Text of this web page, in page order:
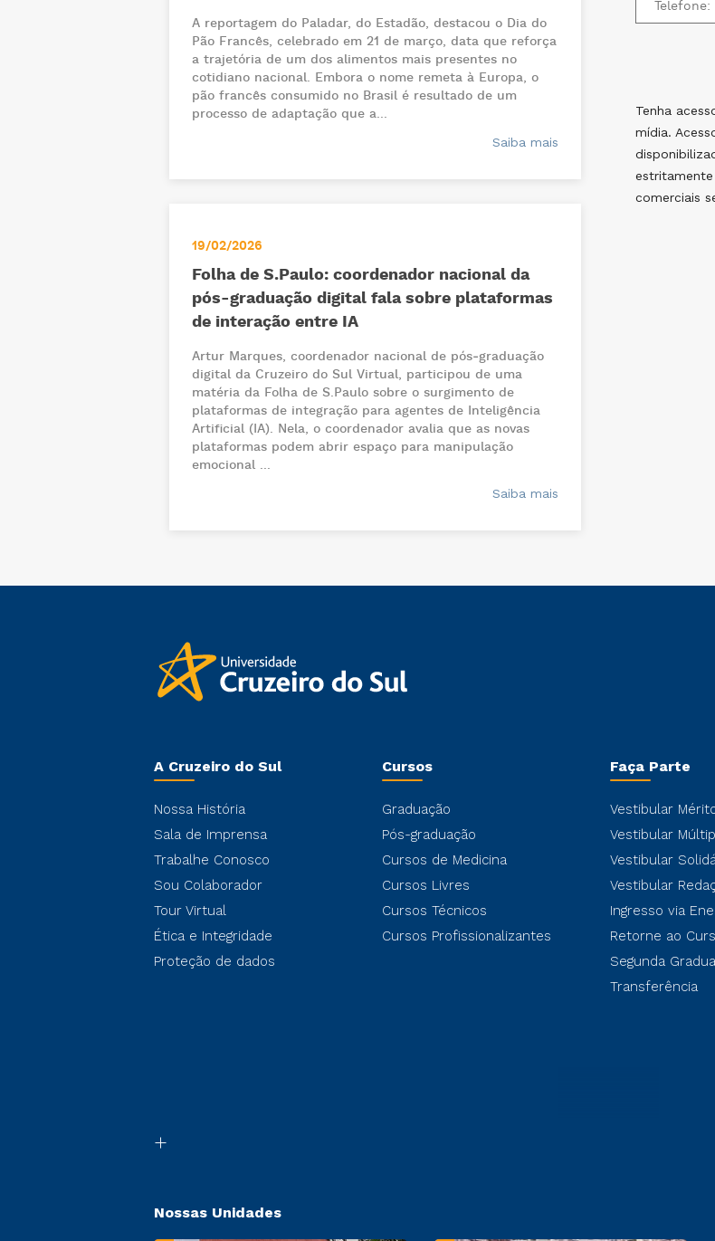
A reportagem do Paladar, do Estadão, destacou o Dia do
Pão Francês, celebrado em 21 de março, data que reforça
a trajetória de um dos alimentos mais presentes no
cotidiano nacional. Embora o nome remeta à Europa, o
pão francês consumido no Brasil é resultado de um
processo de adaptação que a...
Saiba mais
19/02/2026
Folha de S.Paulo: coordenador nacional da
pós-graduação digital fala sobre plataformas
de interação entre IA
Artur Marques, coordenador nacional de pós‑graduação
digital da Cruzeiro do Sul Virtual, participou de uma
matéria da Folha de S.Paulo sobre o surgimento de
plataformas de integração para agentes de Inteligência
Artificial (IA). Nela, o coordenador avalia que as novas
plataformas podem abrir espaço para manipulação
emocional ...
Saiba mais
Tenha
mídia.
comerciais
A Cruzeiro do Sul
Nossa História
Sala de Imprensa
Trabalhe Conosco
Sou Colaborador
Tour Virtual
Ética e Integridade
Proteção de dados
Cursos
Graduação
Pós-graduação
Cursos de Medicina
Cursos Livres
Cursos Técnicos
Cursos Profissionalizantes
Faça Parte
Vestibular
Vestibular
Vestibular
Vestibular
Ingresso via
Retorne ao
Segunda
Transferência
Nossas Unidades